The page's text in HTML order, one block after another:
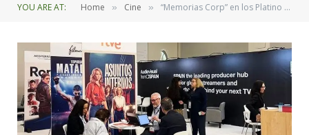
YOU ARE AT: Home » Cine » “Memorias Corp” en los Platino Go To Content Américas